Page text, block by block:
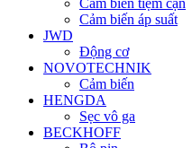
Cảm biến tiệm cận
Cảm biến áp suất
JWD
Động cơ
NOVOTECHNIK
Cảm biến
HENGDA
Sẹc vô ga
BECKHOFF